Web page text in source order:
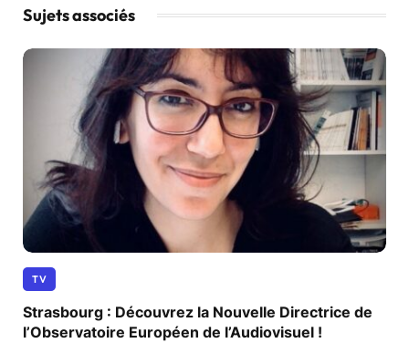
Sujets associés
TV
Strasbourg : Découvrez la Nouvelle Directrice de
l’Observatoire Européen de l’Audiovisuel !